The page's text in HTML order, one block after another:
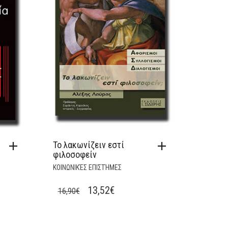
Το λακωνίζειν εστί
φιλοσοφείν
ΚΟΙΝΩΝΙΚΈΣ ΕΠΙΣΤΉΜΕΣ
16,90€
ORIGINAL
13,52€CURRENT